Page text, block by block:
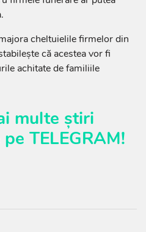
cheltuielile firmelor din
că acestea vor fi
achitate de familiile
multe știri
TELEGRAM!